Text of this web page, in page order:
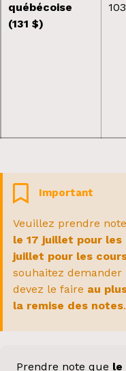
québécoise
(131 $)
Important
Veuillez prendre
le 17 juillet pour les
juillet pour les
souhaitez demander
devez le faire au
la remise des notes.
Prendre note que le